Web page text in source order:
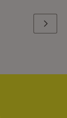
Weiter